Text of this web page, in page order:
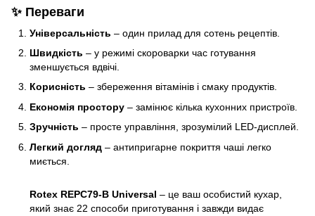
✨ Переваги
Універсальність – один прилад для сотень рецептів.
Швидкість – у режимі скороварки час готування
зменшується вдвічі.
Корисність – збереження вітамінів і смаку продуктів.
Економія простору – замінює кілька кухонних пристроїв.
Зручність – просте управління, зрозумілий LED-дисплей.
Легкий догляд – антипригарне покриття чаші легко
миється.
Rotex REPC79-B Universal – це ваш особистий кухар,
який знає 22 способи приготування і завжди видає